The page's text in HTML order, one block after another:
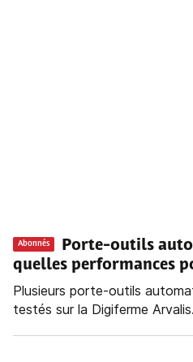
Abonnés
Porte-outils
quelles performances
Plusieurs porte-outils
testés sur la Digiferme